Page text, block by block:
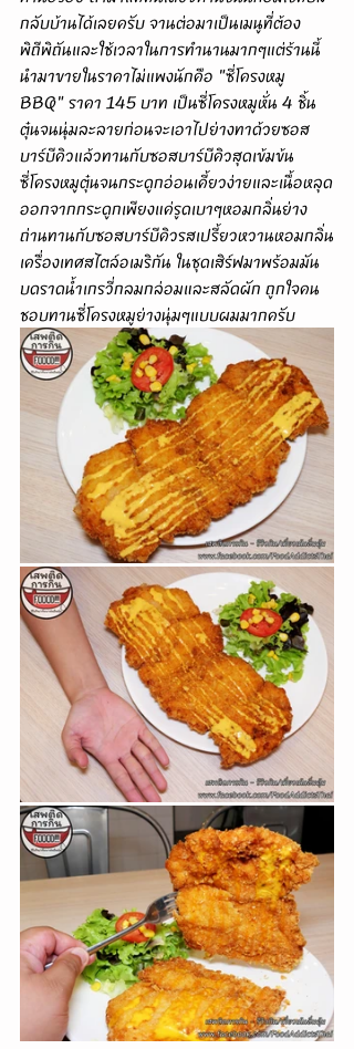
กลับบ้านได้เลยครับ จานต่อมาเป็นเมนูที่ต้อง
พิถีพิถันและใช้เวลาในการทำนานมากๆแต่ร้านนี้
นำมาขายในราคาไม่แพงนักคือ "ซี่โครงหมู
BBQ" ราคา 145 บาท เป็นซี่โครงหมูหั่น 4 ชิ้น
ตุ๋นจนนุ่มละลายก่อนจะเอาไปย่างทาด้วยซอส
บาร์บีคิวแล้วทานกับซอสบาร์บีคิวสุดเข้มข้น
ซี่โครงหมูตุ๋นจนกระดูกอ่อนเคี้ยวง่ายและเนื้อหลุด
ออกจากกระดูกเพียงแค่รูดเบาๆหอมกลิ่นย่าง
ถ่านทานกับซอสบาร์บีคิวรสเปรี้ยวหวานหอมกลิ่น
เครื่องเทศสไตล์อเมริกัน ในชุดเสิร์ฟมาพร้อมมัน
บดราดน้ำเกรวี่กลมกล่อมและสลัดผัก ถูกใจคน
ชอบทานซี่โครงหมูย่างนุ่มๆแบบผมมากครับ